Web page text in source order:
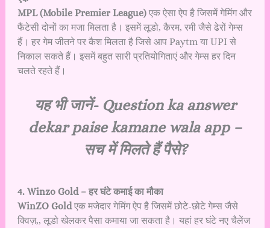
MPL (Mobile Premier League)एक ऐसा ऐप है जिसमें गेमिंग और
फैंटेसी दोनों का मजा मिलता है। इसमें लूडो, कैरम, रमी जैसे ढेरों गेम्स
हैं। हर गेम जीतने पर कैश मिलता है जिसे आप Paytm या UPI से
निकाल सकते हैं। इसमें बहुत सारी प्रतियोगिताएं और गेम्स हर दिन
चलते रहते हैं।
यह भी जानें- Question ka answer
dekar paise kamane wala app –
सच में मिलते हैं पैसे?
4. Winzo Gold – हर घंटे कमाई का मौका
WinZO Goldएक मजेदार गेमिंग ऐप है जिसमें छोटे-छोटे गेम्स जैसे
क्विज़,, लूडो खेलकर पैसा कमाया जा सकता है। यहां हर घंटे नए चैलेंज